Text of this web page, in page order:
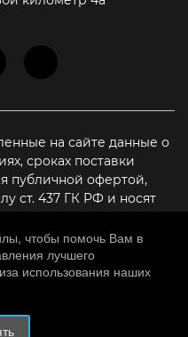
на сайте данные о
сроках поставки
публичной офертой,
ст. 437 ГК РФ и носят
уточнения актуальной
и иных условиях,
заключения договора
связаться с нашими
и создание сайтов.
чтобы помочь Вам в
лучшего
использования наших